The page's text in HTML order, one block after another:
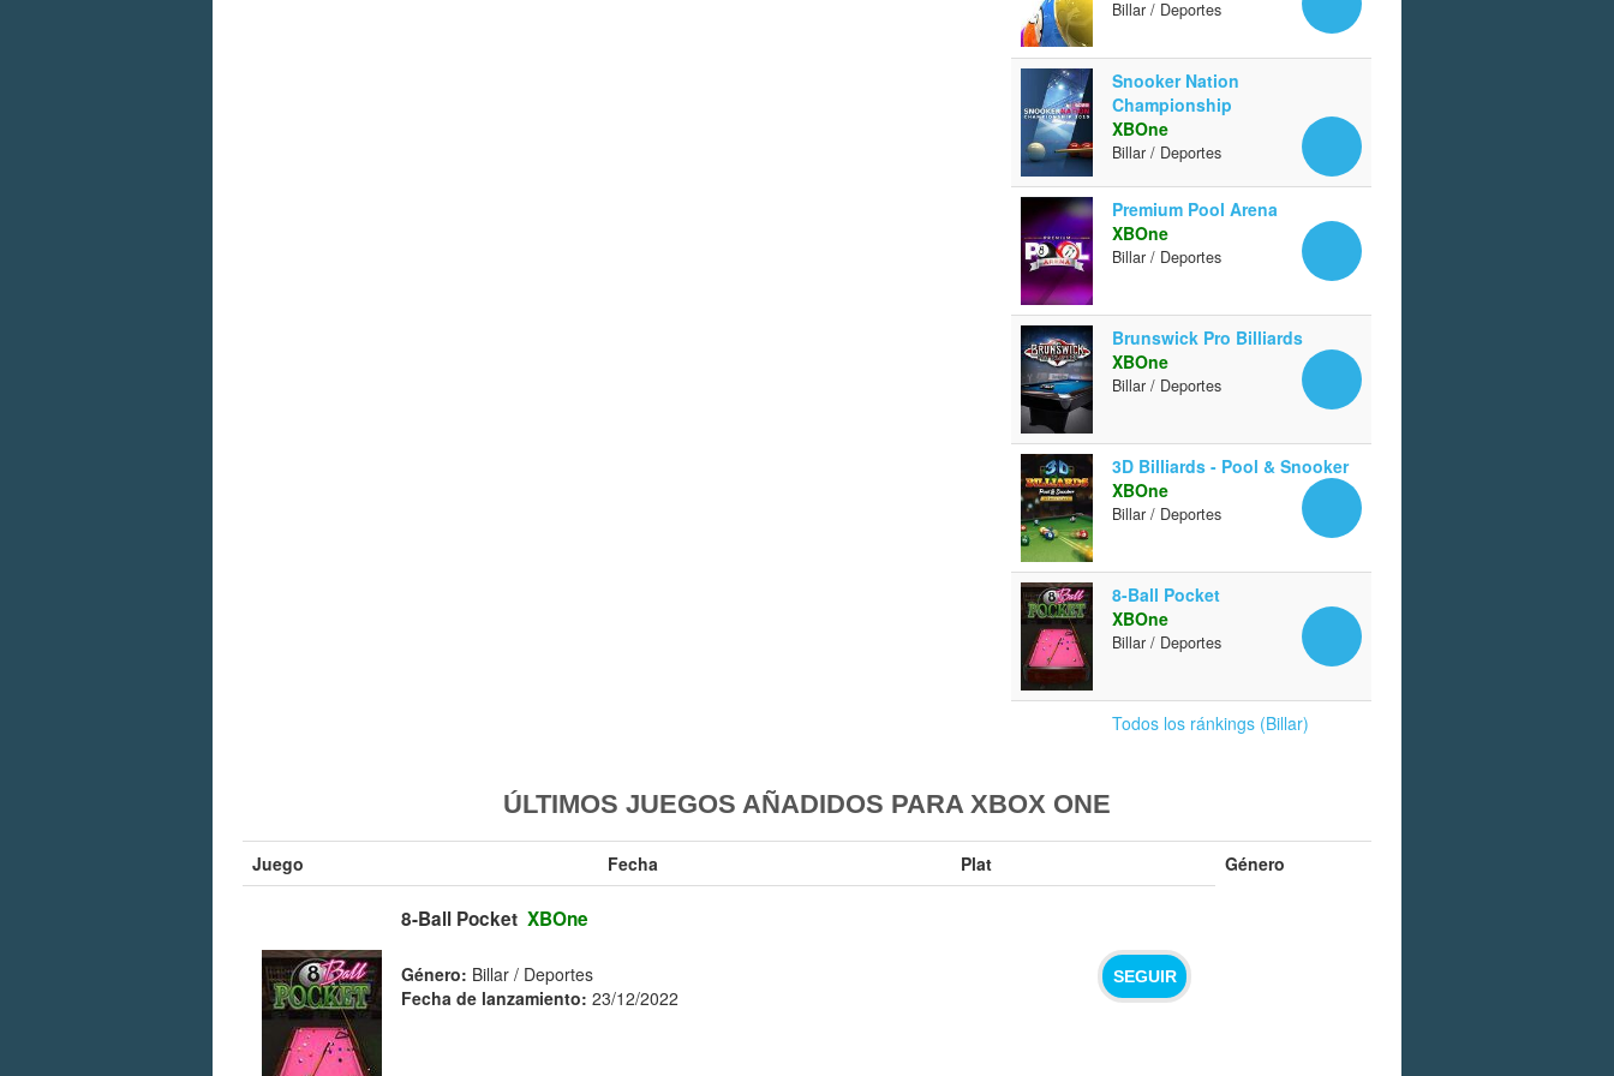
Billar / Deportes
Snooker Nation
Championship
XBOne
Billar / Deportes
Premium Pool Arena
XBOne
Billar / Deportes
Brunswick Pro Billiards
XBOne
Billar / Deportes
3D Billiards - Pool & Snooker
XBOne
Billar / Deportes
8-Ball Pocket
XBOne
Billar / Deportes
Todos los ránkings (Billar)
ÚLTIMOS JUEGOS AÑADIDOS PARA XBOX ONE
Juego Fecha Plat Género
8-Ball Pocket XBOne
SEGUIR
Género: Billar / Deportes
Fecha de lanzamiento: 23/12/2022